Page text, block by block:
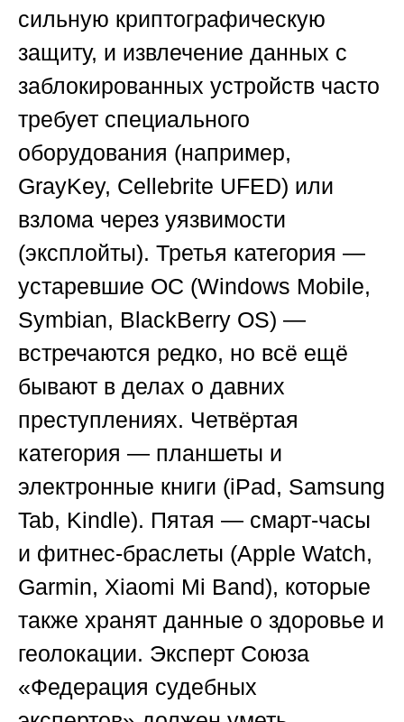
сильную криптографическую
защиту, и извлечение данных с
заблокированных устройств часто
требует специального
оборудования (например,
GrayKey, Cellebrite UFED) или
взлома через уязвимости
(эксплойты). Третья категория —
устаревшие ОС (Windows Mobile,
Symbian, BlackBerry OS) —
встречаются редко, но всё ещё
бывают в делах о давних
преступлениях. Четвёртая
категория — планшеты и
электронные книги (iPad, Samsung
Tab, Kindle). Пятая — смарт-часы
и фитнес-браслеты (Apple Watch,
Garmin, Xiaomi Mi Band), которые
также хранят данные о здоровье и
геолокации. Эксперт Союза
«Федерация судебных